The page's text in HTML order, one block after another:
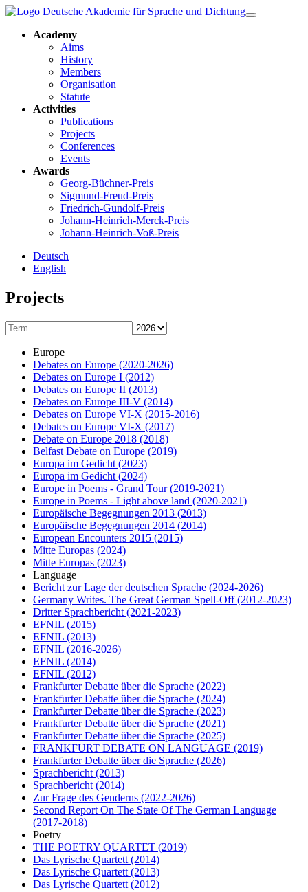
Academy
Aims
History
Members
Organisation
Statute
Activities
Publications
Projects
Conferences
Events
Awards
Georg-Büchner-Preis
Sigmund-Freud-Preis
Friedrich-Gundolf-Preis
Johann-Heinrich-Merck-Preis
Johann-Heinrich-Voß-Preis
Deutsch
English
Projects
Europe
Debates on Europe (2020-2026)
Debates on Europe I (2012)
Debates on Europe II (2013)
Debates on Europe III-V (2014)
Debates on Europe VI-X (2015-2016)
Debates on Europe VI-X (2017)
Debate on Europe 2018 (2018)
Belfast Debate on Europe (2019)
Europa im Gedicht (2023)
Europa im Gedicht (2024)
Europe in Poems - Grand Tour(2019-2021)
Europe in Poems - Light above land (2020-2021)
Europäische Begegnungen 2013 (2013)
Europäische Begegnungen 2014 (2014)
European Encounters 2015 (2015)
Mitte Europas (2024)
Mitte Europas (2023)
Language
Bericht zur Lage der deutschen Sprache (2024-2026)
Germany Writes. The Great German Spell-Off(2012-2023)
Dritter Sprachbericht (2021-2023)
EFNIL (2015)
EFNIL (2013)
EFNIL (2016-2026)
EFNIL (2014)
EFNIL (2012)
Frankfurter Debatte über die Sprache (2022)
Frankfurter Debatte über die Sprache (2024)
Frankfurter Debatte über die Sprache (2023)
Frankfurter Debatte über die Sprache (2021)
Frankfurter Debatte über die Sprache (2025)
FRANKFURT DEBATE ON LANGUAGE (2019)
Frankfurter Debatte über die Sprache (2026)
Sprachbericht (2013)
Sprachbericht (2014)
Zur Frage des Genderns (2022-2026)
Second Report On The State Of The German Language
(2017-2018)
Poetry
THE POETRY QUARTET (2019)
Das Lyrische Quartett (2014)
Das Lyrische Quartett (2013)
Das Lyrische Quartett (2012)